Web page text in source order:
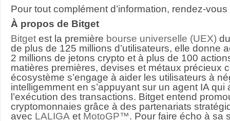
Pour tout complément d’information, rendez-vous
À propos de Bitget
Bitget est la première bourse universelle (UEX)
de plus de 125 millions d’utilisateurs, elle donne
2 millions de jetons crypto et à plus de 100
matières premières, devises et métaux précieux
écosystème s’engage à aider les utilisateurs à
intelligemment en s’appuyant sur un agent IA qui
l’exécution des transactions. Bitget entend
cryptomonnaies grâce à des partenariats
avec LALIGA et MotoGP™. Pour faire écho à sa